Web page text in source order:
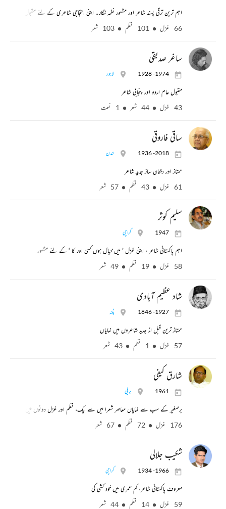
اہم ترین ترقی پسند شاعر اور مشہور نغمہ نگار۔ اپنی احتجاجی شاعری کے لئے مقبول
66 غزل
101 نظم 103 شعر
ساغر صدیقی
1928 -1974 لاہور
مقبول عام اردو اور پنجابی شاعر
43 غزل
44 شعر 1 نعت
ساقی فاروقی
1936 -2018 لندن
ممتاز اور رجحان ساز جدید شاعر
61 غزل
43 نظم 57 شعر
سلیم کوثر
1947 کراچی
اہم پاکستانی شاعر ، اپنی غزل ’ میں خیال ہوں کسی اور کا ‘ کے لئے مشہور
58 غزل
19 نظم 49 شعر
شاد عظیم آبادی
1846 -1927 پٹنہ
ممتاز ترین قبل از جدید شاعروں میں نمایاں
57 غزل
1 نظم 43 شعر
شارق کیفی
1961 بریلی
برصغیر کے سب سے نمایاں معاصر شعرا میں سے ایک، نظم اور غزل دونوں میں یکساں
176 غزل
72 نظم 67 شعر
شکیب جلالی
1934 -1966 کراچی
معروف پاکستانی شاعر، کم عمری میں خود کشی کی
59 غزل
14 نظم 44 شعر